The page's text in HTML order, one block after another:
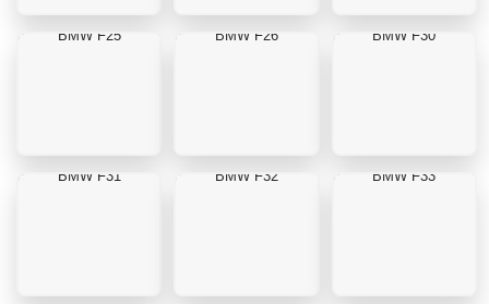
BMW F25 BMW F26 BMW F30
BMW F31 BMW F32 BMW F33